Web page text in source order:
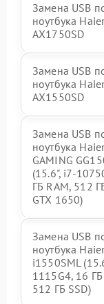
Замена USB
ноутбука
AX1750SD
Замена USB
ноутбука
AX1550SD
Замена USB
ноутбука
GAMING
(15.6", i7-
ГБ RAM, 512
GTX 1650)
Замена USB
ноутбука
i1550SML
1115G4, 16
512 ГБ SSD)